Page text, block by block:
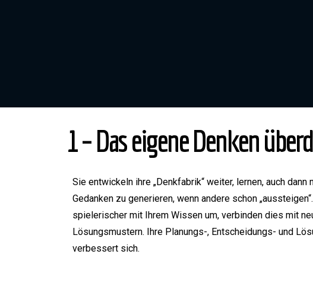
1 – Das eigene Denken
Sie entwickeln ihre „Denkfabrik“ weiter, lernen, auch dann
Gedanken zu generieren, wenn andere schon
spielerischer mit Ihrem Wissen um, verbinden dies mit
Lösungsmustern. Ihre Planungs-, Entscheidungs- und
verbessert sich.